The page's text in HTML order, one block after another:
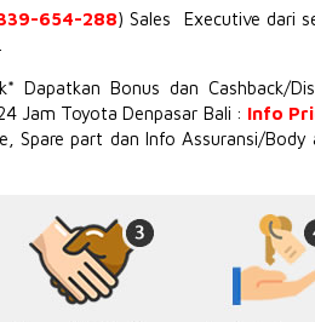
654-288) Sales Executive dari
Dapatkan Bonus dan Cashback/
Jam Toyota Denpasar Bali : Info
Spare part dan Info Assuransi/Body